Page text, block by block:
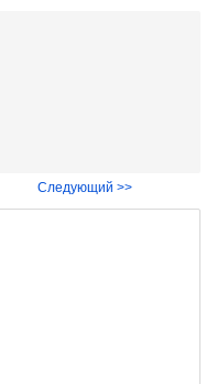
Следующий >>